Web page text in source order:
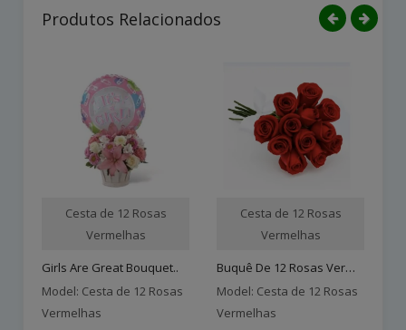
Produtos Relacionados
Cesta de 12 Rosas
Vermelhas
Girls Are Great Bouquet..
Model: Cesta de 12 Rosas
Vermelhas
Cesta de 12 Rosas
Vermelhas
Buquê De 12 Rosas Vermelh..
Model: Cesta de 12 Rosas
Vermelhas